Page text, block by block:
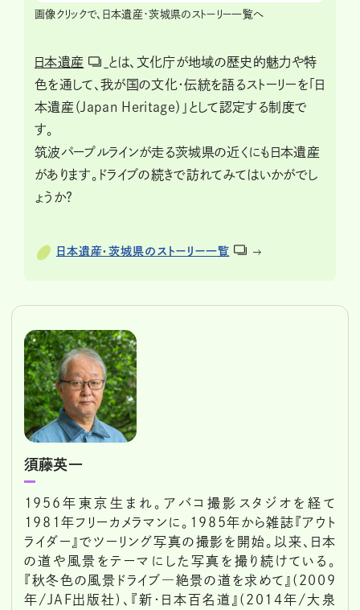
画像クリックで、日本遺産・茨城県のストーリー一覧へ
日本遺産
とは、文化庁が地域の歴史的魅力や特
色を通して、我が国の文化・伝統を語るストーリーを「日
本遺産（Japan Heritage）」として認定する制度で
す。
筑波パープルラインが走る茨城県の近くにも日本遺産
があります。ドライブの続きで訪れてみてはいかがでし
ょうか?
日本遺産・茨城県のストーリー一覧
須藤英一
1956年東京生まれ。アバコ撮影スタジオを経て
1981年フリーカメラマンに。1985年から雑誌『アウト
ライダー』でツーリング写真の撮影を開始。以来、日本
の道や風景をテーマにした写真を撮り続けている。
『秋冬色の風景ドライブ―絶景の道を求めて』(2009
年/JAF出版社)、『新・日本百名道』(2014年/大泉